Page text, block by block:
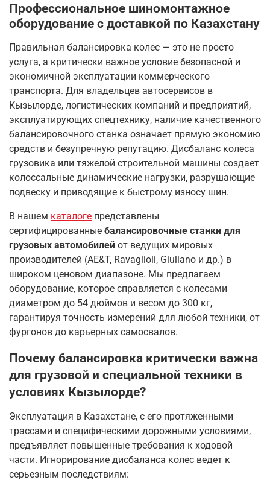
Профессиональное шиномонтажное
оборудование с доставкой по Казахстану
Правильная балансировка колес — это не просто
услуга, а критически важное условие безопасной и
экономичной эксплуатации коммерческого
транспорта. Для владельцев автосервисов в
Кызылорде, логистических компаний и предприятий,
эксплуатирующих спецтехнику, наличие качественного
балансировочного станка означает прямую экономию
средств и безупречную репутацию. Дисбаланс колеса
грузовика или тяжелой строительной машины создает
колоссальные динамические нагрузки, разрушающие
подвеску и приводящие к быстрому износу шин.
В нашем каталоге представлены
сертифицированные балансировочные станки для
грузовых автомобилей от ведущих мировых
производителей (AE&T, Ravaglioli, Giuliano и др.) в
широком ценовом диапазоне. Мы предлагаем
оборудование, которое справляется с колесами
диаметром до 54 дюймов и весом до 300 кг,
гарантируя точность измерений для любой техники, от
фургонов до карьерных самосвалов.
Почему балансировка критически важна
для грузовой и специальной техники в
условиях Кызылорде?
Эксплуатация в Казахстане, с его протяженными
трассами и специфическими дорожными условиями,
предъявляет повышенные требования к ходовой
части. Игнорирование дисбаланса колес ведет к
серьезным последствиям: